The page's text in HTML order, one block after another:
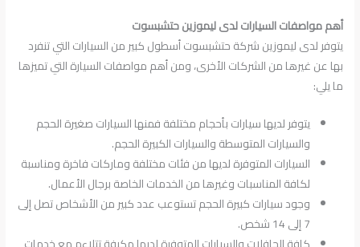
أهم مواصفات السيارات لدى ليموزين حتشبسوت
يتوفر لدى ليموزين شركة حتشبسوت أسطول كبير من السيارات التي تنفرد
بها عن غيرها من الشركات الأخرى، ومن أهم مواصفات السيارة التي تميزها
ما يلي:
يتوفر لديها سيارات بأحجام مختلفة فمنها السيارات صغيرة الحجم
والسيارات المتوسطة والسيارات الكبيرة الحجم.
السيارات المتوفرة لديها من فئات مختلفة وماركات فاخرة ومناسبة
لكافة المناسبات وغيرها من الخدمات الخاصة برجال الأعمال.
وجود سيارات كبيرة الحجم تستوعب عدد كبير من الأشخاص تصل إلى
7 إلى 14 شخص.